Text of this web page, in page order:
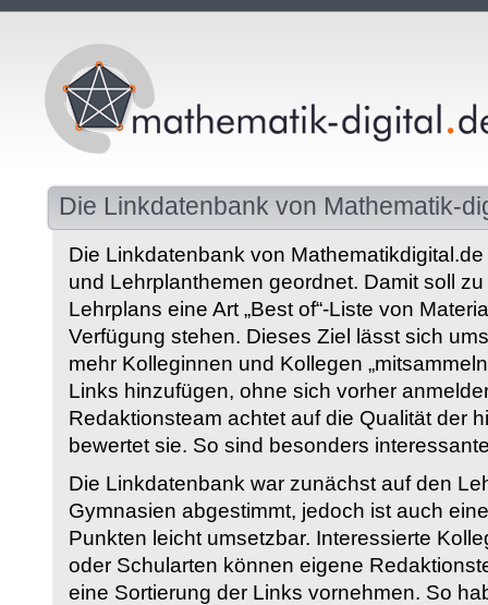
Die Linkdatenbank von Mathematik-
Die Linkdatenbank von
und Lehrplanthemen geordnet. Damit soll
Lehrplans eine Art „Best of“-Liste von
Verfügung stehen. Dieses Ziel lässt sich
mehr Kolleginnen und Kollegen
Links hinzufügen, ohne sich vorher
Redaktionsteam achtet auf die Qualität der
bewertet sie. So sind besonders
Die Linkdatenbank war zunächst auf den
Gymnasien abgestimmt, jedoch ist auch
Punkten leicht umsetzbar. Interessierte
oder Schularten können eigene
eine Sortierung der Links vornehmen. So